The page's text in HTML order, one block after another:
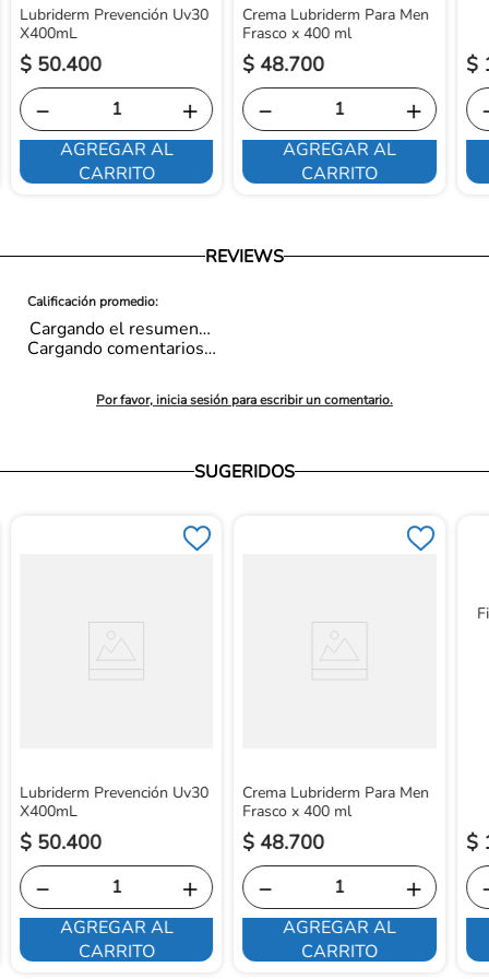
Lubriderm Prevención Uv30
X400mL
$ 50.400
＋
－
AGREGAR AL
CARRITO
Crema Lubriderm Para Men
Frasco x 400 ml
$ 48.700
＋
－
AGREGAR AL
CARRITO
$
REVIEWS
Cargando el resumen…
Por favor, inicia sesión para escribir un comentario.
Cargando comentarios…
SUGERIDOS
Lubriderm Prevención Uv30
X400mL
$ 50.400
＋
－
AGREGAR AL
CARRITO
Crema Lubriderm Para Men
Frasco x 400 ml
$ 48.700
＋
－
AGREGAR AL
CARRITO
$